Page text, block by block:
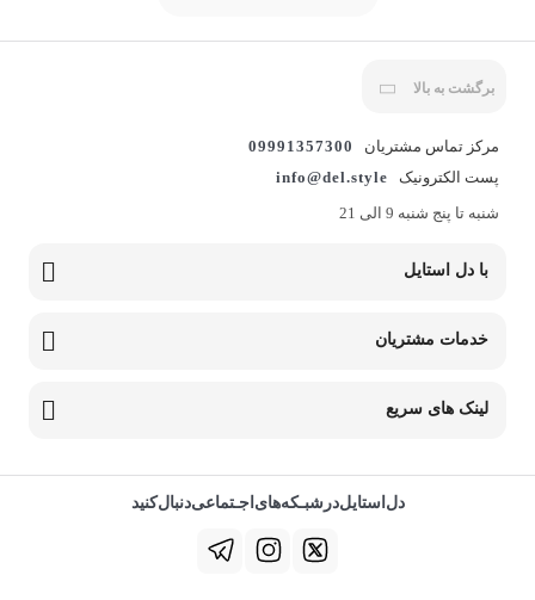
برگشت به بالا
مرکز تماس مشتریان
09991357300
پست الکترونیک
info@del.style
شنبه تا پنج شنبه 9 الی 21
با دل استایل
خدمات مشتریان
لینک های سریع
دل‌استایل‌در‌‌شبـکه‌های‌اجـتماعی‌دنبال‌کنید